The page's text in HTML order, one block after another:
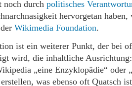
noch durch politisches
hervorgetan haben,
Wikimedia Foundation.
ist ein weiterer Punkt, der bei
wird, die inhaltliche
„eine Enzyklopädie“ oder
was ebenso oft Quatsch